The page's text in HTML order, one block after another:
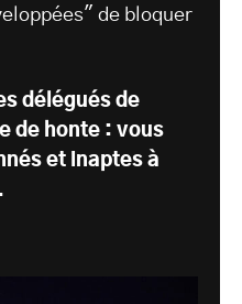
de bloquer
délégués de
de honte : vous
et inaptes à